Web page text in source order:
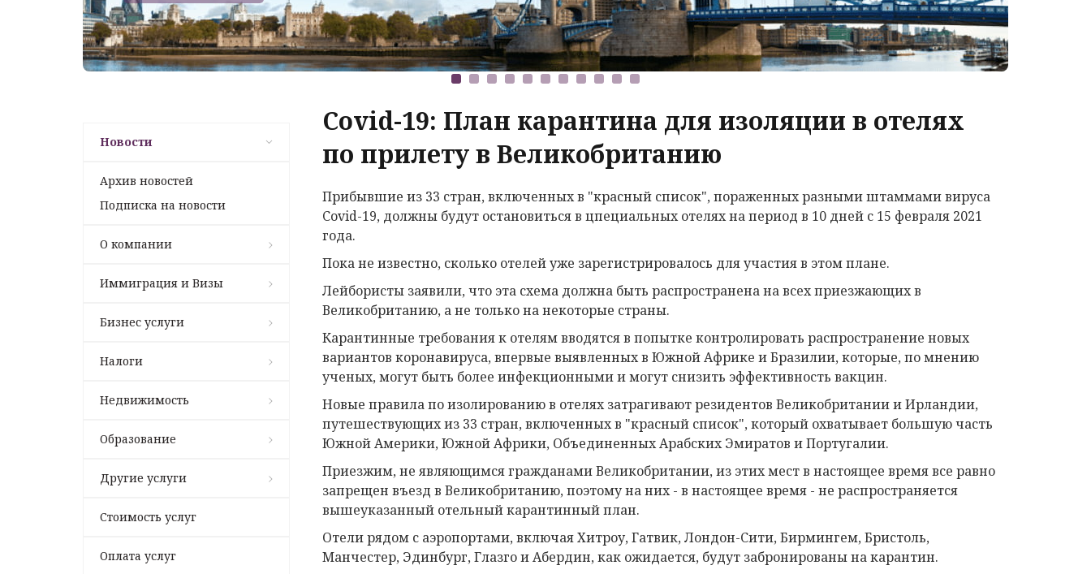
Новости
Архив новостей
Подписка на новости
О компании
Иммиграция и Визы
Бизнес услуги
Налоги
Недвижимость
Образование
Другие услуги
Стоимость услуг
Оплата услуг
Covid-19: План карантина для изоляции в отелях
по прилету в Великобританию
Прибывшие из 33 стран, включенных в "красный список", пораженных разными штаммами вируса
Covid-19, должны будут остановиться в цпециальных отелях на период в 10 дней с 15 февраля 2021
года.
Пока не известно, сколько отелей уже зарегистрировалось для участия в этом плане.
Лейбористы заявили, что эта схема должна быть распространена на всех приезжающих в
Великобританию, а не только на некоторые страны.
Карантинные требования к отелям вводятся в попытке контролировать распространение новых
вариантов коронавируса, впервые выявленных в Южной Африке и Бразилии, которые, по мнению
ученых, могут быть более инфекционными и могут снизить эффективность вакцин.
Новые правила по изолированию в отелях затрагивают резидентов Великобритании и Ирландии,
путешествующих из 33 стран, включенных в "красный список", который охватывает большую часть
Южной Америки, Южной Африки, Объединенных Арабских Эмиратов и Португалии.
Приезжим, не являющимся гражданами Великобритании, из этих мест в настоящее время все равно
запрещен въезд в Великобританию, поэтому на них - в настоящее время - не распространяется
вышеуказанный отельный карантинный план.
Отели рядом с аэропортами, включая Хитроу, Гатвик, Лондон-Сити, Бирмингем, Бристоль,
Манчестер, Эдинбург, Глазго и Абердин, как ожидается, будут забронированы на карантин.